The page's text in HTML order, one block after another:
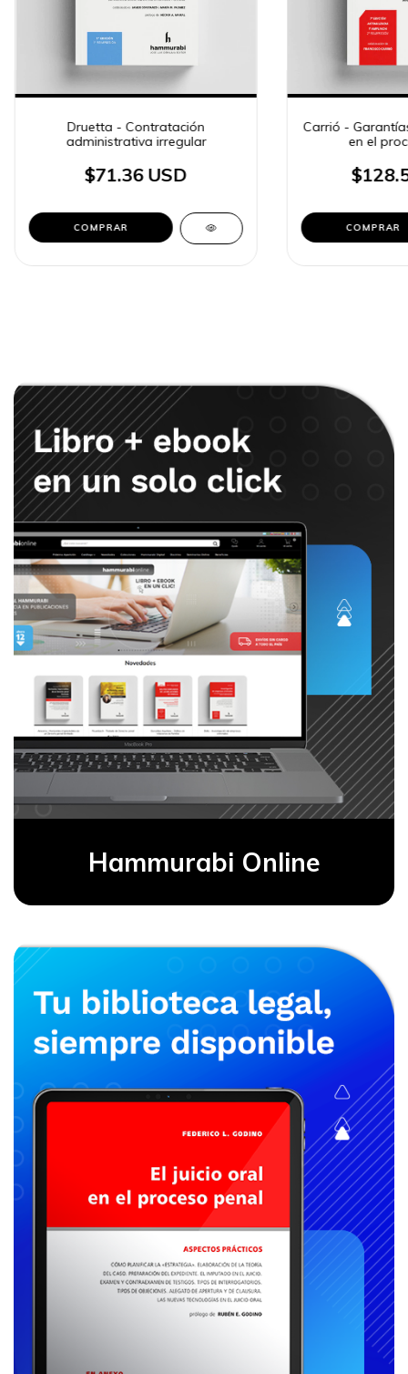
Druetta - Contratación
administrativa irregular
$71.36 USD
COMPRAR
Carrió -
en el
COMPRAR
Hammurabi Online